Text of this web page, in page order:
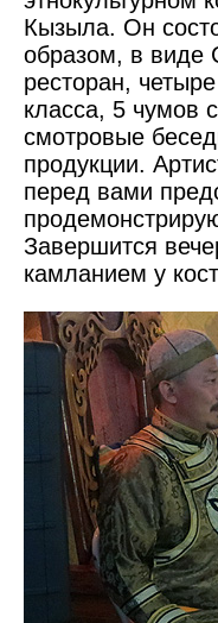
Кызыла. Он
образом, в виде
ресторан,
класса, 5 чумов
смотровые
продукции.
перед вами
Завершится
камланием у